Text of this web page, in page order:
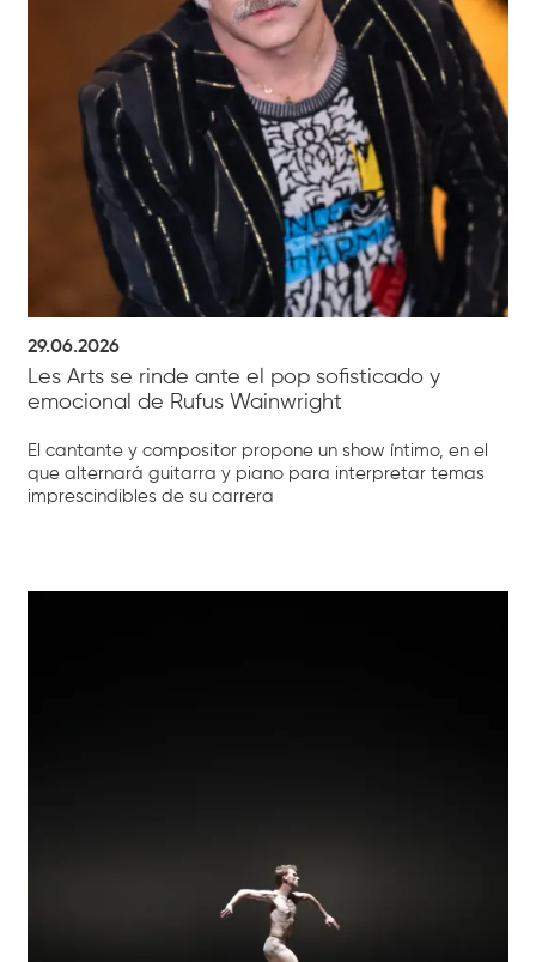
29.06.2026
Les Arts se rinde ante el pop sofisticado y
emocional de Rufus Wainwright
El cantante y compositor propone un show íntimo, en el
que alternará guitarra y piano para interpretar temas
imprescindibles de su carrera